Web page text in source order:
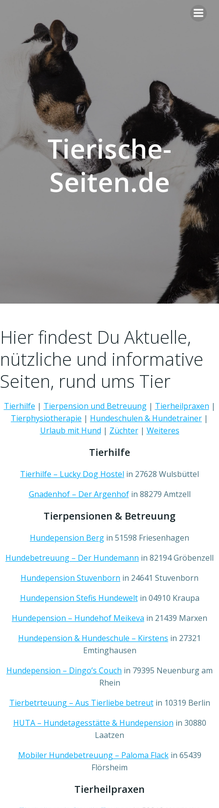
Tierische-
Seiten.de
Hier findest Du Aktuelle,
nützliche und informative
Seiten, rund ums Tier
Tierhilfe | Tierpension und Betreuung| Tierheilpraxen |
Tierphysiotherapie | Hundeschulen & Hundetrainer |
Urlaub mit Hund | Züchter| Weiteres
Tierhilfe
Tierhilfe – Lucky Dog Hostel in 27628 Wulsbüttel
Gnadenhof – Der Argenhofin 88279 Amtzell
Tierpensionen & Betreuung
Hundepension Berg in 51598 Friesenhagen
Hundebetreuung – Der Hundemann in 82194 Gröbenzell
Hundepension Stuvenborn in 24641 Stuvenborn
Hundepension Stefis Hundeweltin 04910 Kraupa
Hundepension – Hundehof Meikeva in 21439 Marxen
Hundepension & Hundeschule – Kirstens in 27321
Emtinghausen
Hundepension – Dingo’s Couch in 79395 Neuenburg am
Rhein
Tierbetrteuung – Aus Tierliebe betreutin 10319 Berlin
HUTA – Hundetagesstätte & Hundepension in 30880
Laatzen
Mobiler Hundebetreuung – Paloma Flackin 65439
Flörsheim
Tierheilpraxen